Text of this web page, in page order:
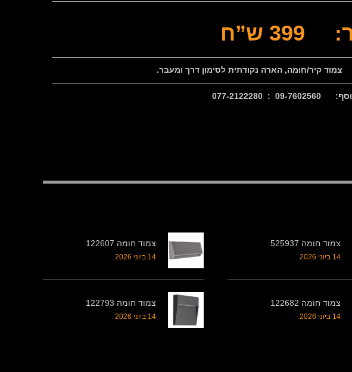
ש”ח
קיר/חומה, הארה נקודתית לסימון דרך ומעבר.
: 077-2122280
צמוד חומה 525937
14 ביוני 2026
צמוד חומה 122607
14 ביוני 2026
צמוד חומה 122682
14 ביוני 2026
צמוד חומה 122793
14 ביוני 2026